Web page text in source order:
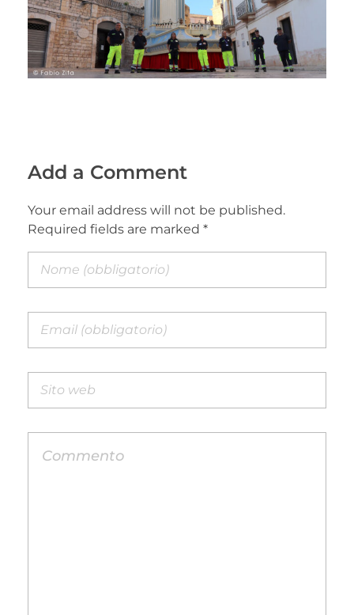
Add a Comment
Your email address will not be published.
Required fields are marked *